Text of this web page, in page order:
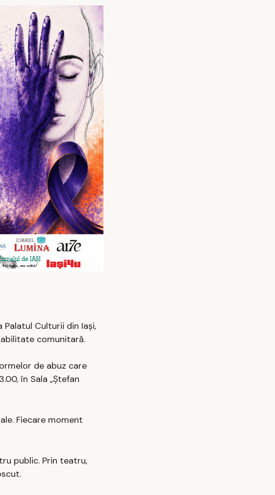
Culturii din Iași,
comunitară.
de abuz care
în Sala „Ștefan
Fiecare moment
public. Prin teatru,